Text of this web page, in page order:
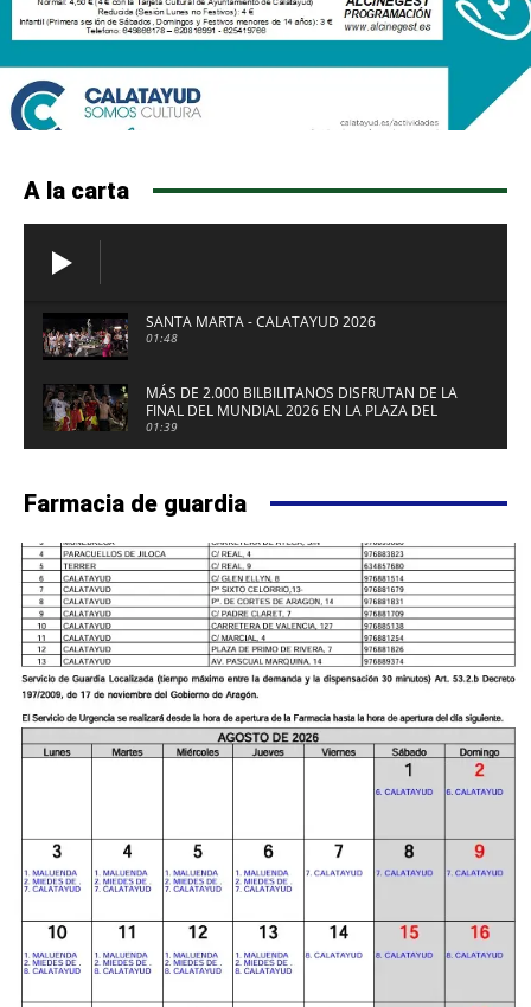
A la carta
SANTA MARTA - CALATAYUD 2026
01:48
MÁS DE 2.000 BILBILITANOS DISFRUTAN DE LA
FINAL DEL MUNDIAL 2026 EN LA PLAZA DEL
FUERTE DE CALATAYUD
01:39
Farmacia de guardia